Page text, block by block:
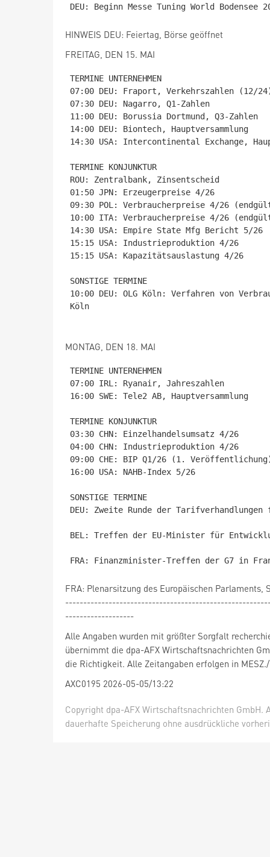
HINWEIS DEU: Feiertag, Börse geöffnet
FREITAG, DEN 15. MAI
TERMINE UNTERNEHMEN
07:00 DEU: Fraport, Verkehrszahlen (12/
07:30 DEU: Nagarro, Q1-Zahlen
11:00 DEU: Borussia Dortmund, Q3-Zahlen
14:00 DEU: Biontech, Hauptversammlung
14:30 USA: Intercontinental Exchange,
TERMINE KONJUNKTUR
ROU: Zentralbank, Zinsentscheid
01:50 JPN: Erzeugerpreise 4/26
09:30 POL: Verbraucherpreise 4/26
10:00 ITA: Verbraucherpreise 4/26
14:30 USA: Empire State Mfg Bericht 5/26
15:15 USA: Industrieproduktion 4/26
15:15 USA: Kapazitätsauslastung 4/26
SONSTIGE TERMINE
10:00 DEU: OLG Köln: Verfahren von
Köln
MONTAG, DEN 18. MAI
TERMINE UNTERNEHMEN
07:00 IRL: Ryanair, Jahreszahlen
16:00 SWE: Tele2 AB, Hauptversammlung
TERMINE KONJUNKTUR
03:30 CHN: Einzelhandelsumsatz 4/26
04:00 CHN: Industrieproduktion 4/26
09:00 CHE: BIP Q1/26 (1.
16:00 USA: NAHB-Index 5/26
SONSTIGE TERMINE
DEU: Zweite Runde der
BEL: Treffen der EU-Minister für
FRA: Plenarsitzung des Europäischen Parlaments,
-------------------
Alle Angaben wurden mit größter Sorgfalt
übernimmt die dpa-AFX Wirtschaftsnachrichten
die Richtigkeit. Alle Zeitangaben erfolgen in
AXC0195 2026-05-05/13:22
Copyright dpa-AFX Wirtschaftsnachrichten
dauerhafte Speicherung ohne ausdrückliche